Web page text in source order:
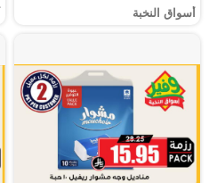
أسواق النخبة